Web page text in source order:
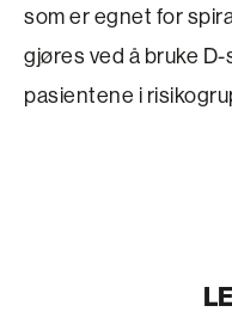
som er egnet for
gjøres ved å bruke
pasientene i